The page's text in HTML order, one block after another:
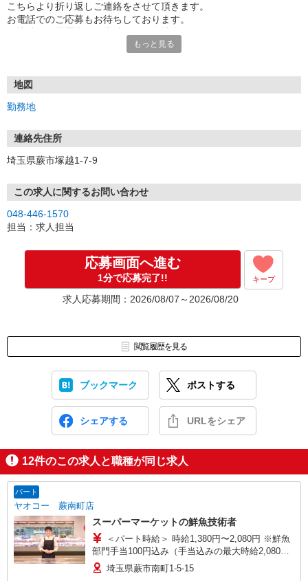
こちらより折り返しご連絡をさせて頂きます。
お電話でのご応募もお待ちしております。
もっと見る
地図
勤務地
連絡先住所
埼玉県蕨市塚越1-7-9
この求人に関するお問い合わせ
048-446-1570
担当：求人担当
応募画面へ進む
1分で応募完了!! キープ
求人応募期間：2026/08/07～2026/08/20
閲覧履歴を見る
ブックマーク ポストする
シェアする URLをシェア
12件のこの求人と職種が同じ求人
パート
ヤオコー 蕨南町店
スーパーマーケットの鮮魚技術者
＜パート時給＞ 時給1,380円〜2,080円 ※鮮魚
部門手当100円込み（手当込みの最大時給2,080
円） ★19時以降＋150円 ★土・日・祝＋100円 ※
時給は技術試験により決定します
埼玉県蕨市南町1-5-15